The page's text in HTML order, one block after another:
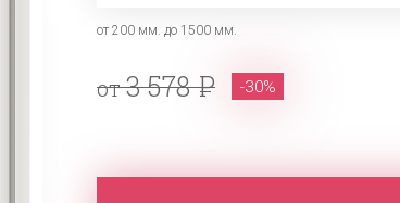
от 200 мм. до 1500 мм.
от3 578 -30%